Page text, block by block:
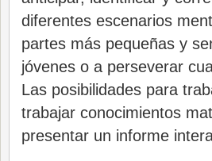
diferentes escenarios
partes más pequeñas y
jóvenes o a perseverar
Las posibilidades para
trabajar conocimientos
presentar un informe